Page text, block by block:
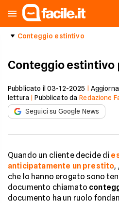
Conteggio estintivo
Conteggio
Pubblicato il 03-12-2025
lettura |Pubblicato da Redazione
Seguici su Google News
Quando un cliente decide di
anticipatamente un prestito,
che lo hanno erogato sono
documento chiamato
documento ha un ruolo